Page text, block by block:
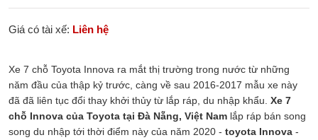
Giá có tài xế: Liên hệ
Xe 7 chỗ Toyota Innova ra mắt thị trường trong nước từ những
năm đầu của thập kỷ trước, càng về sau 2016-2017 mẫu xe này
đã đã liên tục đổi thay khởi thủy từ lắp ráp, du nhập khẩu. Xe 7
chỗ Innova của Toyota tại Đà Nẵng, Việt Nam lắp ráp bán song
song du nhập tới thời điểm này của năm 2020 - toyota Innova -